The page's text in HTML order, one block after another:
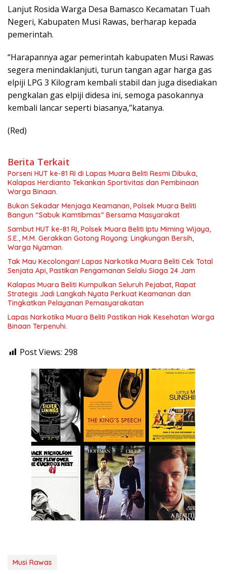
Lanjut Rosida Warga Desa Bamasco Kecamatan Tuah
Negeri, Kabupaten Musi Rawas, berharap kepada
pemerintah.
“Harapannya agar pemerintah kabupaten Musi Rawas
segera menindaklanjuti, turun tangan agar harga gas
elpiji LPG 3 Kilogram kembali stabil dan juga disediakan
pengkalan gas elpiji didesa ini, semoga pasokannya
kembali lancar seperti biasanya,”katanya.
(Red)
Berita Terkait
Porseni HUT ke-81 RI di Lapas Muara Beliti Resmi Dibuka,
Kalapas Herdianto Tekankan Sportivitas dan Pembinaan
Warga Binaan.
Bukan Sekadar Menjaga Keamanan, Polsek Muara Beliti
Bangun “Sabuk Kamtibmas” Bersama Masyarakat
Sambut HUT ke-81 RI, Polsek Muara Beliti Iptu Miming Wijaya,
S.E., M.M. Gerakkan Gotong Royong: Lingkungan Bersih,
Warga Nyaman.
Tak Mau Kecolongan! Lapas Narkotika Muara Beliti Cek Total
Senjata Api, Pastikan Pengamanan Selalu Siaga 24 Jam
Kalapas Muara Beliti Kumpulkan Seluruh Pejabat, Rapat
Strategis Jadi Langkah Nyata Perkuat Keamanan dan
Tingkatkan Pelayanan Pemasyarakatan
Lapas Narkotika Muara Beliti Pastikan Hak Kesehatan Warga
Binaan Terpenuhi.
Post Views: 298
Musi Rawas